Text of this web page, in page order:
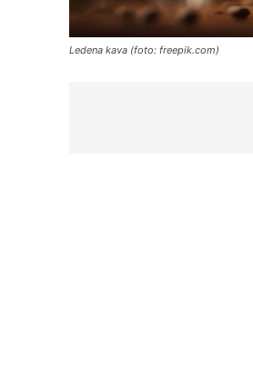
Ledena kava (foto: freepik.com)